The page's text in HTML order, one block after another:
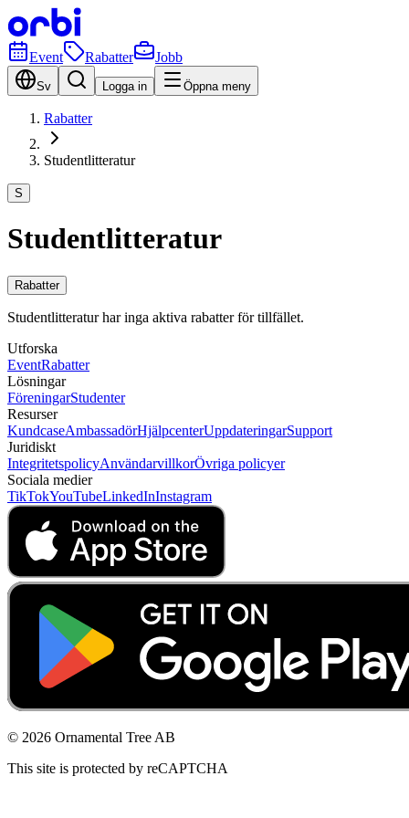
Event Rabatter Jobb
Sv Logga in Öppna meny
Rabatter
Studentlitteratur
S
Studentlitteratur
Rabatter
Studentlitteratur har inga aktiva rabatter för tillfället.
Utforska
EventRabatter
Lösningar
FöreningarStudenter
Resurser
KundcaseAmbassadörHjälpcenterUppdateringarSupport
Juridiskt
IntegritetspolicyAnvändarvillkorÖvriga policyer
Sociala medier
TikTokYouTubeLinkedInInstagram
© 2026 Ornamental Tree AB
This site is protected by reCAPTCHA